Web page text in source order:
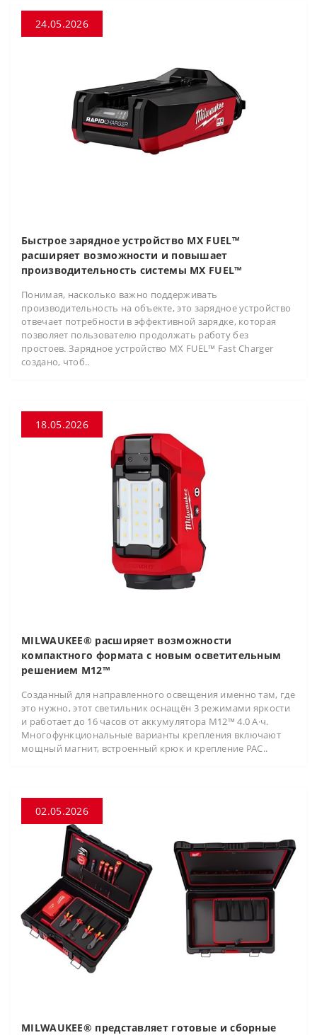
24.05.2026
Быстрое зарядное устройство MX FUEL™
расширяет возможности и повышает
производительность системы MX FUEL™
Понимая, насколько важно поддерживать
производительность на объекте, это зарядное устройство
отвечает потребности в эффективной зарядке, которая
позволяет пользователю продолжать работу без
простоев. Зарядное устройство MX FUEL™ Fast Charger
создано, чтоб..
18.05.2026
MILWAUKEE® расширяет возможности
компактного формата с новым осветительным
решением M12™
Созданный для направленного освещения именно там, где
это нужно, этот светильник оснащён 3 режимами яркости
и работает до 16 часов от аккумулятора M12™ 4.0 А·ч.
Многофункциональные варианты крепления включают
мощный магнит, встроенный крюк и крепление PAC..
02.05.2026
MILWAUKEE® представляет готовые и сборные